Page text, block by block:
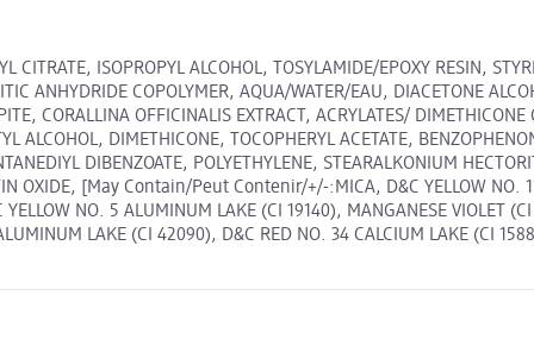
CITRATE, ISOPROPYL ALCOHOL, TOSYLAMIDE/EPOXY RESIN,
ANHYDRIDE COPOLYMER, AQUA/WATER/EAU, DIACETONE
CORALLINA OFFICINALIS EXTRACT, ACRYLATES/
ALCOHOL, DIMETHICONE, TOCOPHERYL ACETATE,
DIBENZOATE, POLYETHYLENE, STEARALKONIUM
OXIDE, [May Contain/Peut Contenir/+/-:MICA, D&C YELLOW
NO. 5 ALUMINUM LAKE (CI 19140), MANGANESE VIOLET
LAKE (CI 42090), D&C RED NO. 34 CALCIUM LAKE (CI